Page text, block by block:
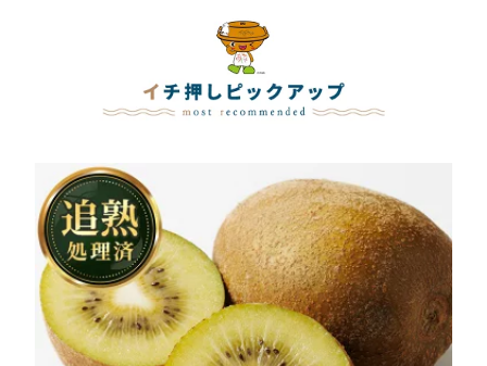
維 フコイダン 冷奴 サラ
タント 袋麺 簡単調理 福
岡県 高菜 高菜風味 濃厚
新味 食べ比べ セット お
楽しみ ポークオイル 【F
UKUOKA MIOTSUKUSH
I】
飯 おつまみ 冷凍【やま
やコミュニケーション
ズ】